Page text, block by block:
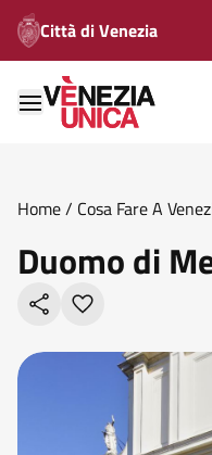
Città di Venezia
Home/ Cosa Fare A
Duomo di